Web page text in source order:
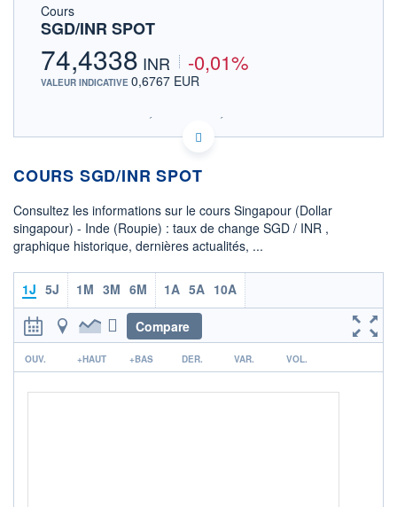
Cours
SGD/INR SPOT
74,4338 INR -0,01%
VALEUR INDICATIVE 0,6767 EUR
SIX - FOREX 2 DONNÉES TEMPS RÉEL
Politique d'exécution
04h21
OUVERTURE
74,4428
CLÔTURE VEILLE
74,4826 74,3357
COTATION SPÉCIFIQUE
COURS SGD/INR SPOT
Consultez les informations sur le cours Singapour (Dollar
singapour) - Inde (Roupie) : taux de change SGD / INR ,
graphique historique, dernières actualités, ...
1J 5J 1M 3M 6M 1A 5A 10A
Compare
r
OUV. +HAUT +BAS DER. VAR. VOL.